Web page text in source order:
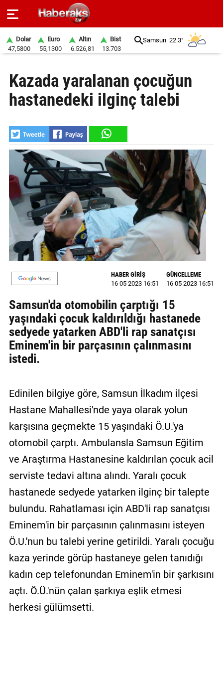
SPOR
YAŞAM
EKONOMİ
BELEDİYELER
SAĞLIK
SİYASET
EĞİTİM
GALERİ
VİDEO
YAZARLAR
ULAŞIN
Künye
İletişim
Sözleşmesi
Kullanıcı
Sözleşmesi
Dolar
47,5800
Euro
55,1300
Altın
6.526,81
Bist
13.703
Samsun 22.3°
Kazada yaralanan çocuğun
hastanedeki ilginç talebi
HABER GİRİŞ
16 05 2023 16:51
GÜNCELLEME
16 05 2023 16:51
Samsun'da otomobilin çarptığı 15
yaşındaki çocuk kaldırıldığı hastanede
sedyede yatarken ABD'li rap sanatçısı
Eminem'in bir parçasının çalınmasını
istedi.
Edinilen bilgiye göre, Samsun İlkadım ilçesi
Hastane Mahallesi'nde yaya olarak yolun
karşısına geçmekte 15 yaşındaki Ö.U.'ya
otomobil çarptı. Ambulansla Samsun Eğitim
ve Araştırma Hastanesine kaldırılan çocuk acil
serviste tedavi altına alındı. Yaralı çocuk
hastanede sedyede yatarken ilginç bir talepte
bulundu. Rahatlaması için ABD'li rap sanatçısı
Eminem'in bir parçasının çalınmasını isteyen
Ö.U.'nun bu talebi yerine getirildi. Yaralı çocuğu
kaza yerinde görüp hastaneye gelen tanıdığı
kadın cep telefonundan Eminem'in bir şarkısını
açtı. Ö.Ü.'nün çalan şarkıya eşlik etmesi
herkesi gülümsetti.